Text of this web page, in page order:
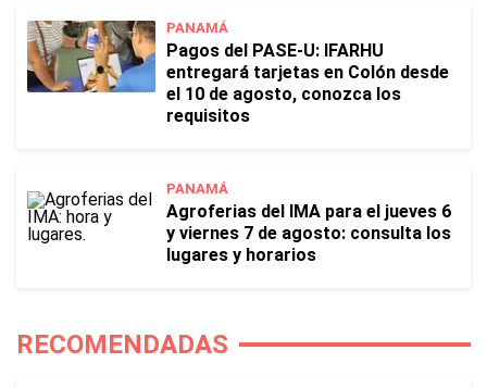
PANAMÁ
Pagos del PASE-U: IFARHU
entregará tarjetas en Colón desde
el 10 de agosto, conozca los
requisitos
PANAMÁ
Agroferias del IMA para el jueves 6
y viernes 7 de agosto: consulta los
lugares y horarios
RECOMENDADAS